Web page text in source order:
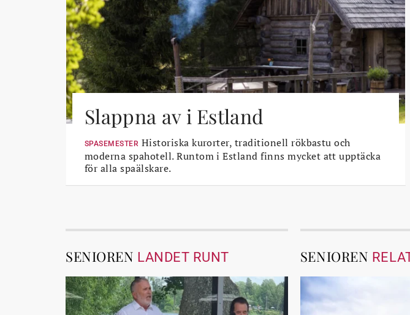
Slappna av i Estland
SPASEMESTER Historiska kurorter, traditionell rökbastu och
moderna spahotell. Runtom i Estland finns mycket att upptäcka
för alla spaälskare.
SENIOREN LANDET RUNT SENIOREN